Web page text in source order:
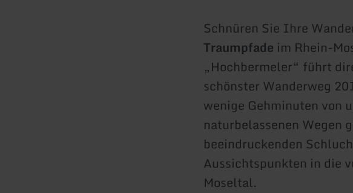
Schnüren Sie Ihre
Traumpfade im Rhein-
„Hochbermeler“ führt
schönster Wanderweg
wenige Gehminuten von
naturbelassenen Wegen
beeindruckenden
Aussichtspunkten in die
Moseltal.